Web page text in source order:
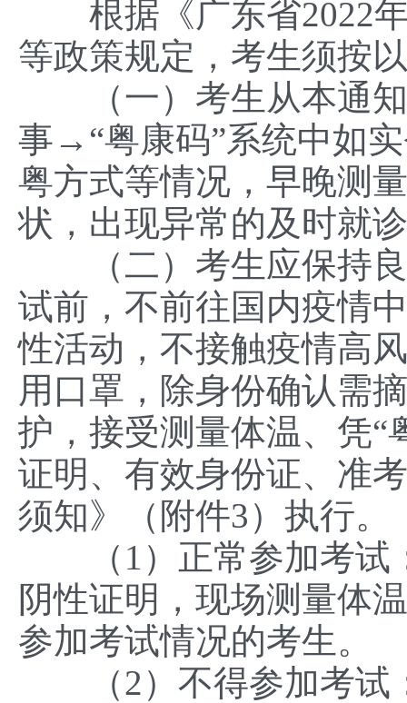
根据《广东省2022年
等政策规定，考生须按
（一）考生从本通知
事→“粤康码”系统中如
粤方式等情况，早晚测
状，出现异常的及时就
（二）考生应保持良
试前，不前往国内疫情
性活动，不接触疫情高
用口罩，除身份确认需
护，接受测量体温、凭“
证明、有效身份证、准
须知》（附件3）执行。
（1）正常参加考试
阴性证明，现场测量体
参加考试情况的考生。
（2）不得参加考试